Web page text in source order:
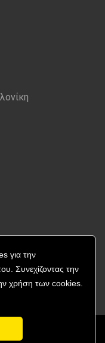
για την
Συνεχίζοντας την
χρήση των cookies.
reserved.